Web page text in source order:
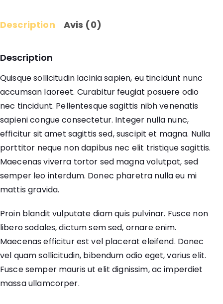
Description Avis (0)
Description
Quisque sollicitudin lacinia sapien, eu tincidunt nunc
accumsan laoreet. Curabitur feugiat posuere odio
nec tincidunt. Pellentesque sagittis nibh venenatis
sapieni congue consectetur. Integer nulla nunc,
efficitur sit amet sagittis sed, suscipit et magna. Nulla
porttitor neque non dapibus nec elit tristique sagittis.
Maecenas viverra tortor sed magna volutpat, sed
semper leo interdum. Donec pharetra nulla eu mi
mattis gravida.
Proin blandit vulputate diam quis pulvinar. Fusce non
libero sodales, dictum sem sed, ornare enim.
Maecenas efficitur est vel placerat eleifend. Donec
vel quam sollicitudin, bibendum odio eget, varius elit.
Fusce semper mauris ut elit dignissim, ac imperdiet
massa ullamcorper.